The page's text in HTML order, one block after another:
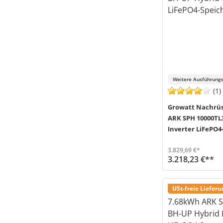
Weitere
(1)
Growatt
ARK SPH
Inverter
3.829,69 €*
3.218,23 €**
USt-freie